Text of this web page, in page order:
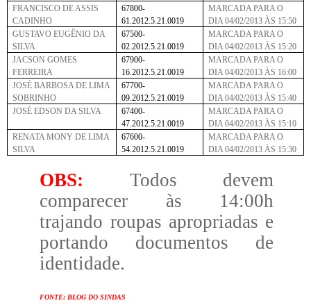
FRANCISCO DE ASSIS
CADINHO
67800-
61.2012.5.21.0019
MARCADA PARA O
DIA 04/02/2013 ÀS 15:50
GUSTAVO EUGÊNIO DA
SILVA
67500-
02.2012.5.21.0019
MARCADA PARA O
DIA 04/02/2013 ÀS 15:20
JACSON GOMES
FERREIRA
67900-
16.2012.5.21.0019
MARCADA PARA O
DIA 04/02/2013 ÀS 16:00
JOSÉ BARBOSA DE LIMA
SOBRINHO
67700-
09.2012.5.21.0019
MARCADA PARA O
DIA 04/02/2013 ÀS 15:40
JOSÉ EDSON DA SILVA
67400-
47.2012.5.21.0019
MARCADA PARA O
DIA 04/02/2013 ÀS 15:10
RENATA MONY DE LIMA
SILVA
67600-
54.2012.5.21.0019
MARCADA PARA O
DIA 04/02/2013 ÀS 15:30
OBS:
Todos devem
comparecer às 14:00h
trajando roupas apropriadas e
portando documentos de
identidade.
FONTE: BLOG DO SINDAS